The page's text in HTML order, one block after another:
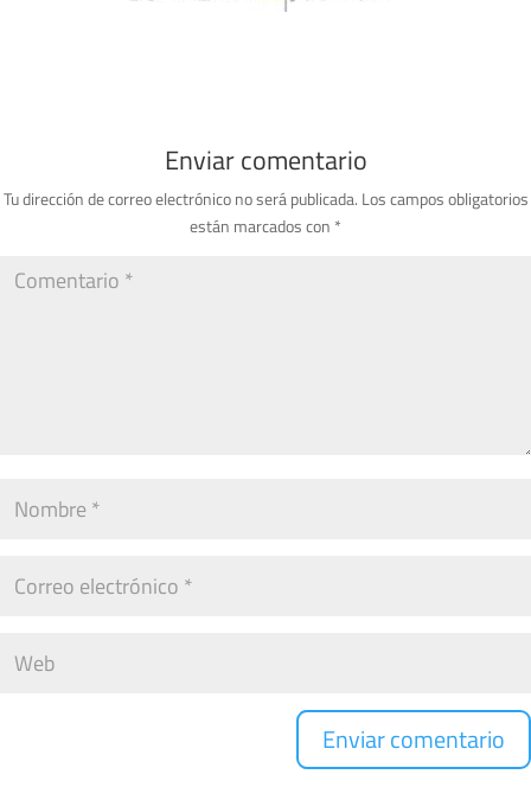
Enviar comentario
Tu dirección de correo electrónico no será publicada. Los campos obligatorios
están marcados con *